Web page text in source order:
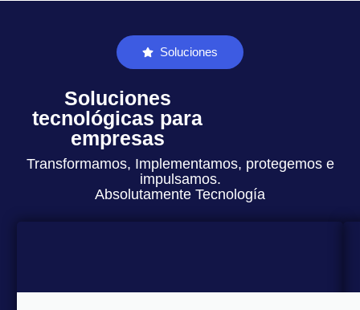
Soluciones
Soluciones
tecnológicas para
empresas
Transformamos, Implementamos, protegemos e
impulsamos.
Absolutamente Tecnología